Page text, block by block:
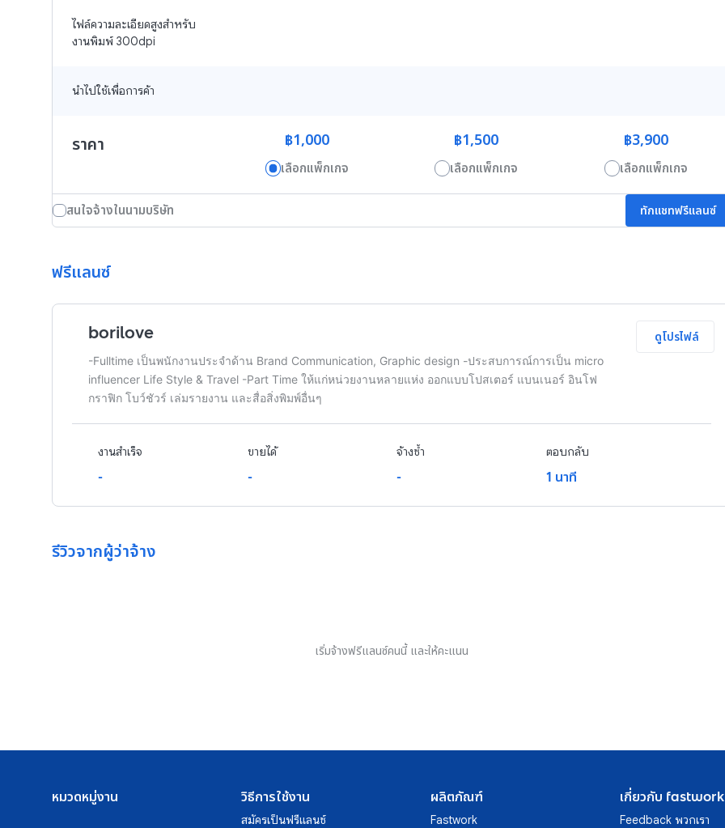
ไฟล์ความละเอียดสูงสำหรับ
งานพิมพ์ 300dpi
นำไปใช้เพื่อการค้า
ราคา ฿1,000
เลือกแพ็กเกจ
฿1,500
เลือกแพ็กเกจ
฿3,900
เลือกแพ็กเกจ
สนใจจ้างในนามบริษัท ทักแชทฟรีแลนซ์
ฟรีแลนซ์
borilove
-Fulltime เป็นพนักงานประจำด้าน Brand Communication, Graphic design -ประสบการณ์การเป็น micro
influencer Life Style & Travel -Part Time ให้แก่หน่วยงานหลายแห่ง ออกแบบโปสเตอร์ แบนเนอร์ อินโฟ
กราฟิก โบว์ชัวร์ เล่มรายงาน และสื่อสิ่งพิมพ์อื่นๆ
ดูโปรไฟล์
งานสำเร็จ
-
ขายได้
-
จ้างซ้ำ
-
ตอบกลับ
1 นาที
รีวิวจากผู้ว่าจ้าง
เริ่มจ้างฟรีแลนซ์คนนี้ และให้คะแนน
หมวดหมู่งาน วิธีการใช้งาน
สมัครเป็นฟรีแลนซ์
ผลิตภัณฑ์
Fastwork
เกี่ยวกับ fastwork
Feedback พวกเรา